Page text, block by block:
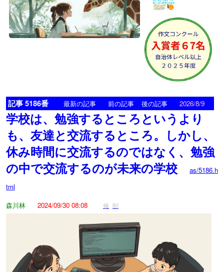
記事 5186番 最新の記事 前の記事 後の記事 2026/8/9
学校は、勉強するところというより
も、友達と交流するところ。しかし、
休み時間に交流するのではなく、勉強
の中で交流するのが未来の学校
as/5186.h
tml
森川林
2024/09/30 08:08 修 削